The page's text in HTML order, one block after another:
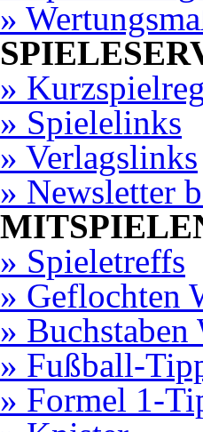
»
»
» Spielelinks
» Verlagslinks
» Newsletter
» Spieletreffs
» Geflochten
» Buchstaben
» Fußball-
» Formel 1-